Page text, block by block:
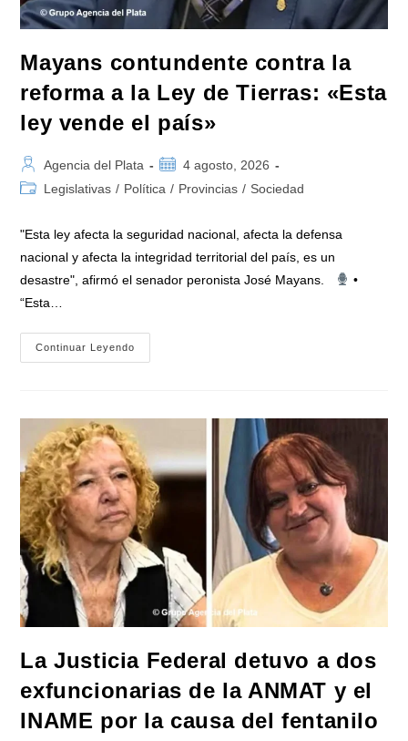
Se
Negocia»
Mayans contundente contra la
reforma a la Ley de Tierras: «Esta
ley vende el país»
Autor
de
Agencia del Plata
Publicación
de
4 agosto, 2026
Categoría
entrada:
Legislativas / Política / Provincias / Sociedad
"Esta ley afecta la seguridad nacional, afecta la defensa
nacional y afecta la integridad territorial del país, es un
desastre", afirmó el senador peronista José Mayans.
•
“Esta…
Continuar Leyendo
Contundente
Ley
De
Tierras:
«Esta
Ley
Vende
El
País»
La Justicia Federal detuvo a dos
exfuncionarias de la ANMAT y el
INAME por la causa del fentanilo